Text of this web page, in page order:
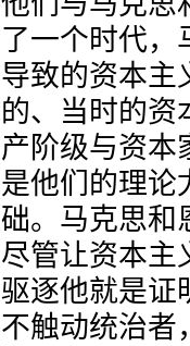
了一个时代，
导致的资本主
的、当时的资
产阶级与资本
是他们的理论
础。马克思和
尽管让资本主
驱逐他就是证
不触动统治者